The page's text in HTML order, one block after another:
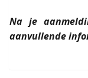
Na je
aanvullende